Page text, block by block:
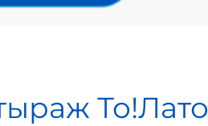
То!Лато